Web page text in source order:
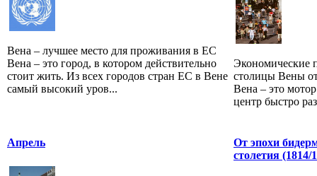
Вена – лучшее место для проживания в ЕС
Вена – это город, в котором действительно
стоит жить. Из всех городов стран ЕС в Вене
самый высокий уров...
Экономические
столицы Вены
Вена – это
центр быстро
Апрель
От эпохи
столетия (1814/